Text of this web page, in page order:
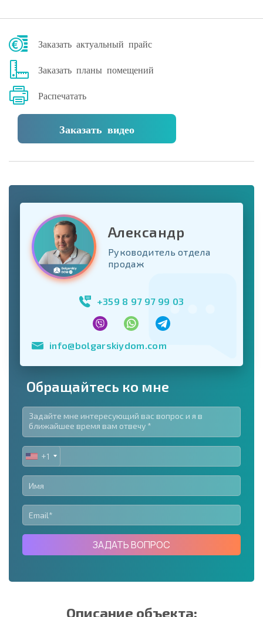
Заказать актуальный прайс
Заказать планы помещений
Распечатать
Заказать видео
Александр
Руководитель отдела
продаж
+359 8 97 97 99 03
info@bolgarskiydom.com
Обращайтесь ко мне
UNITED
STATES
+1
+1
ЗАДАТЬ ВОПРОС
Описание объекта: